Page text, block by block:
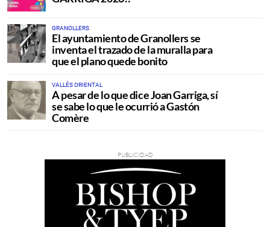
GRANOLLERS
El ayuntamiento de Granollers se
inventa el trazado de la muralla para
que el plano quede bonito
VALLÉS ORIENTAL
A pesar de lo que dice Joan Garriga, sí
se sabe lo que le ocurrió a Gastón
Comère